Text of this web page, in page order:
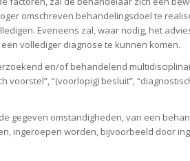
omschreven behandelingsdoel te
Eveneens zal, waar nodig, het
vollediger diagnose te kunnen komen.
en/of behandelend
“(voorlopig) besluit”,
gegeven omstandigheden, van een
ingeroepen worden, bijvoorbeeld door